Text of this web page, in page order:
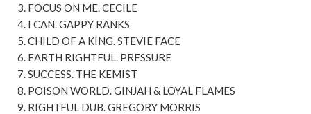
3. FOCUS ON ME. CECILE
4. I CAN. GAPPY RANKS
5. CHILD OF A KING. STEVIE FACE
6. EARTH RIGHTFUL. PRESSURE
7. SUCCESS. THE KEMIST
8. POISON WORLD. GINJAH & LOYAL FLAMES
9. RIGHTFUL DUB. GREGORY MORRIS